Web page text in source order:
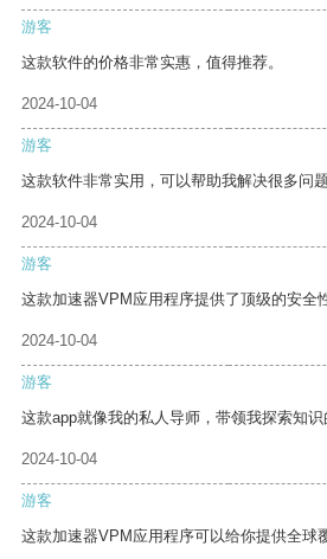
游客
这款软件的价格非常实惠，值得推荐。
2024-10-04
游客
这款软件非常实用，可以帮助我解决很多问题
2024-10-04
游客
这款加速器VPM应用程序提供了顶级的安全
2024-10-04
游客
这款app就像我的私人导师，带领我探索知识
2024-10-04
游客
这款加速器VPM应用程序可以给你提供全球